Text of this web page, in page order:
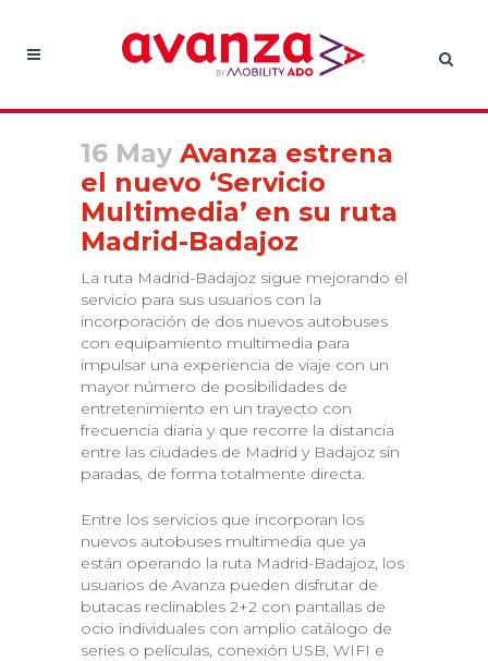
16 May Avanza estrena
el nuevo ‘Servicio
Multimedia’ en su ruta
Madrid-Badajoz
La ruta Madrid-Badajoz sigue mejorando el
servicio para sus usuarios con la
incorporación de dos nuevos autobuses
con equipamiento multimedia para
impulsar una experiencia de viaje con un
mayor número de posibilidades de
entretenimiento en un trayecto con
frecuencia diaria y que recorre la distancia
entre las ciudades de Madrid y Badajoz sin
paradas, de forma totalmente directa.
Entre los servicios que incorporan los
nuevos autobuses multimedia que ya
están operando la ruta Madrid-Badajoz, los
usuarios de Avanza pueden disfrutar de
butacas reclinables 2+2 con pantallas de
ocio individuales con amplio catálogo de
series o películas, conexión USB, WIFI e